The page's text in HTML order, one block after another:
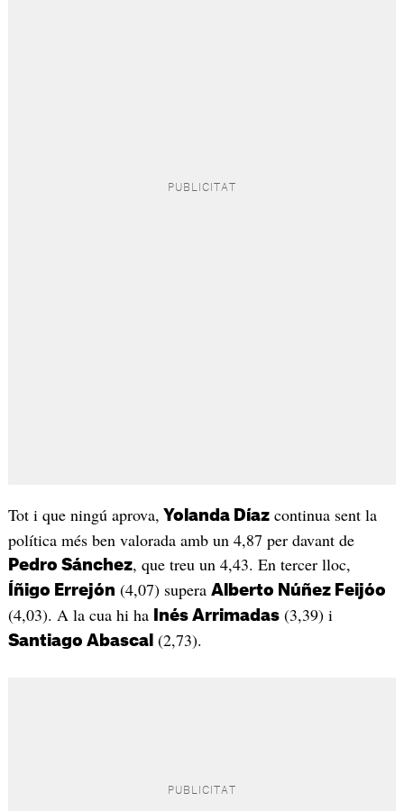
Tot i que ningú aprova, Yolanda Díazcontinua sent la
política més ben valorada amb un 4,87 per davant de
Pedro Sánchez, que treu un 4,43. En tercer lloc,
Íñigo Errejón (4,07) supera Alberto Núñez Feijóo
(4,03). A la cua hi ha Inés Arrimadas(3,39) i
Santiago Abascal (2,73).